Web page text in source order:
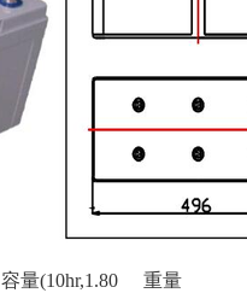
容量(10hr,1.80
重量